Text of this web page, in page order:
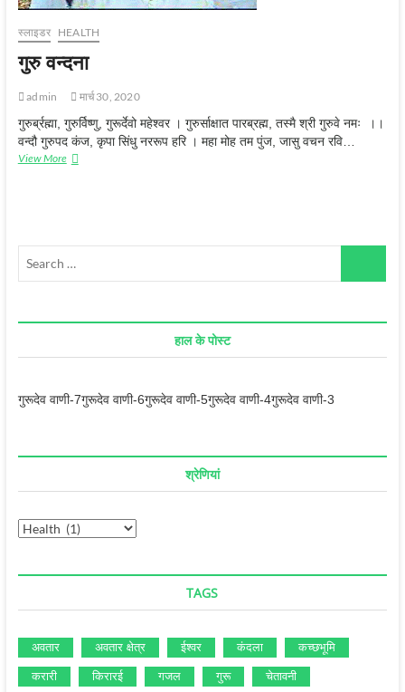
स्‍लाइडर HEALTH
गुरु वन्‍दना
admin मार्च 30, 2020
गुरुर्ब्रह्मा, गुरुर्विष्णु, गुरूर्देवो महेश्वर । गुरुर्साक्षात पारब्रह्म, तस्मै श्री गुरुवे नमः ।।
वन्दौ गुरुपद कंज, कृपा सिंधु नररूप हरि । महा मोह तम पुंज, जासु वचन रवि…
View Moreगुरु
हाल के पोस्ट
गुरूदेव वाणी-7गुरूदेव वाणी-6गुरूदेव वाणी-5गुरूदेव वाणी-4गुरूदेव वाणी-3
श्रेणियां
श्रेणियां
TAGS
अवतार अवतार क्षेत्र ईश्‍वर कंदला कच्‍छभूमि
करारी किरारई गजल गुरू चेतावनी